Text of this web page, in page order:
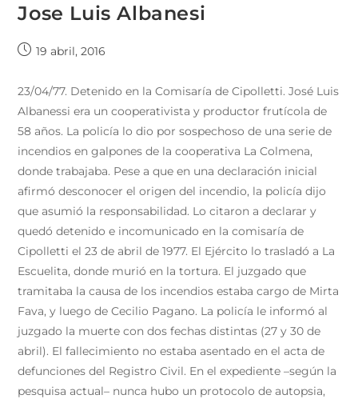
Jose Luis Albanesi
19 abril, 2016
23/04/77. Detenido en la Comisaría de Cipolletti. José Luis
Albanessi era un cooperativista y productor frutícola de
58 años. La policía lo dio por sospechoso de una serie de
incendios en galpones de la cooperativa La Colmena,
donde trabajaba. Pese a que en una declaración inicial
afirmó desconocer el origen del incendio, la policía dijo
que asumió la responsabilidad. Lo citaron a declarar y
quedó detenido e incomunicado en la comisaría de
Cipolletti el 23 de abril de 1977. El Ejército lo trasladó a La
Escuelita, donde murió en la tortura. El juzgado que
tramitaba la causa de los incendios estaba cargo de Mirta
Fava, y luego de Cecilio Pagano. La policía le informó al
juzgado la muerte con dos fechas distintas (27 y 30 de
abril). El fallecimiento no estaba asentado en el acta de
defunciones del Registro Civil. En el expediente –según la
pesquisa actual– nunca hubo un protocolo de autopsia,